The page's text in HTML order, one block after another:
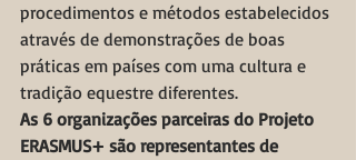
procedimentos e métodos estabelecidos
através de demonstrações de boas
práticas em países com uma cultura e
tradição equestre diferentes.
As 6 organizações parceiras do Projeto
ERASMUS+ são representantes de